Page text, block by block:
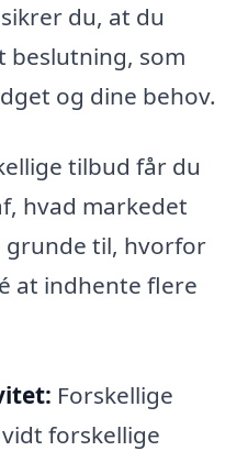
du, at du
som
og dine behov.
tilbud får du
hvad markedet
grunde til, hvorfor
at indhente flere
Forskellige
forskellige